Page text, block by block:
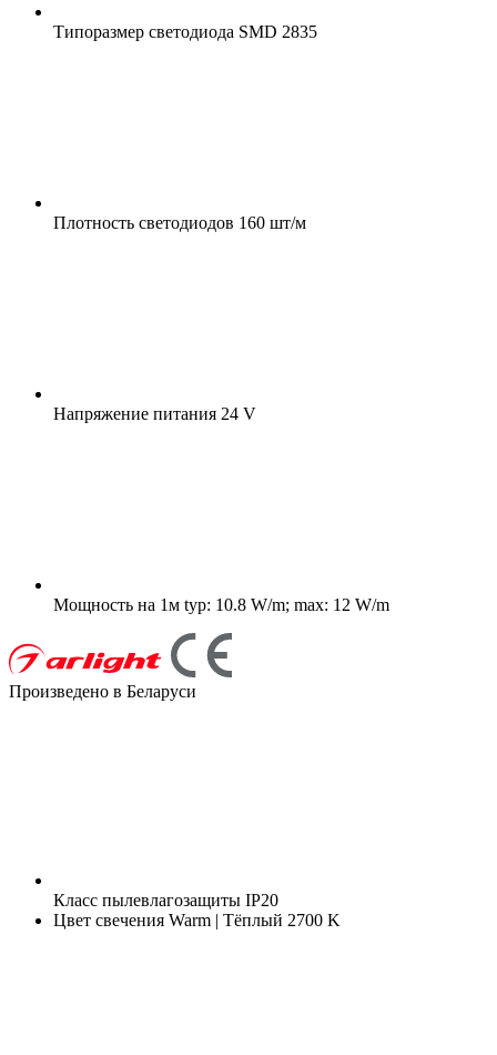
Типоразмер светодиода SMD 2835
Плотность светодиодов 160 шт/м
Напряжение питания 24 V
Мощность на 1м typ: 10.8 W/m; max: 12 W/m
Произведено в Беларуси
Класс пылевлагозащиты IP20
Цвет свечения Warm | Тёплый 2700 K